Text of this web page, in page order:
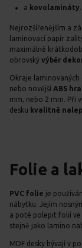
a kovolamináty.
Nejrozšířenějším a
laminovací papír
maximálně
obrovský výběr
Okraje laminovaných
nebo novější ABS
mm, nebo 2 mm. Při
desku kvalitně
Folie a
PVC folie je
nábytku. Jejím
a poté polepit folií ve
stejně jako lamino
MDF desky bývají v